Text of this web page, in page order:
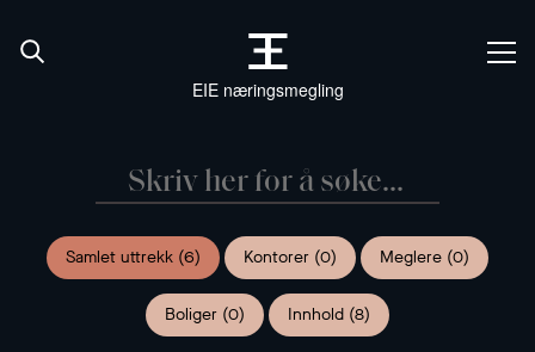
EIE næringsmegling
Samlet uttrekk (6) Kontorer (0) Meglere (0)
Boliger (0) Innhold (8)